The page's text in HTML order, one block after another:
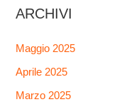
ARCHIVI
Maggio 2025
Aprile 2025
Marzo 2025